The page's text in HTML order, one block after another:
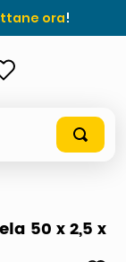
ora!
50 x 2,5 x